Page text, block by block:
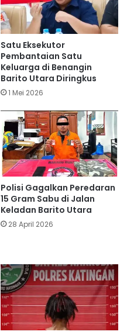
Satu Eksekutor
Pembantaian Satu
Keluarga di Benangin
Barito Utara Diringkus
1 Mei 2026
Polisi Gagalkan Peredaran
15 Gram Sabu di Jalan
Keladan Barito Utara
28 April 2026